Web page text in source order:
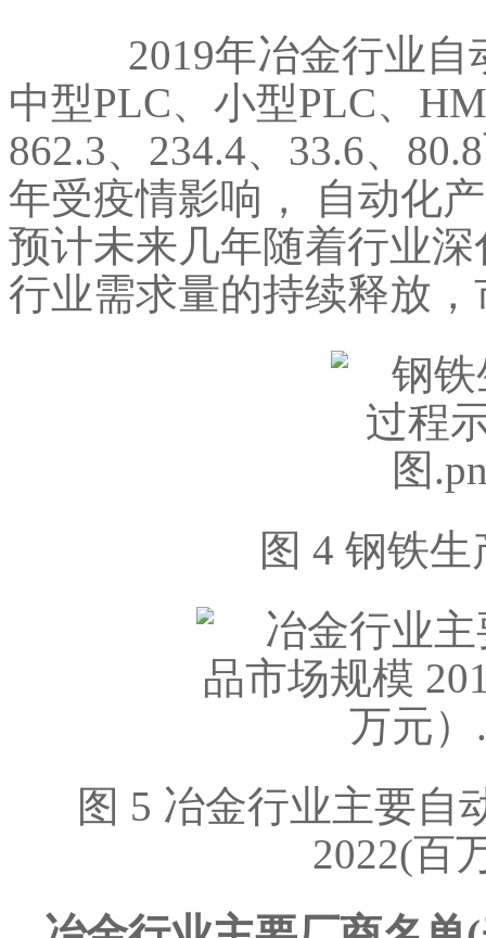
2019年冶金行业自
中型PLC、小型PLC、
862.3、234.4、33.6、
年受疫情影响， 自动化
预计未来几年随着行业
行业需求量的持续释放
图 4 钢铁
图 5 冶金行业主要自
2022(